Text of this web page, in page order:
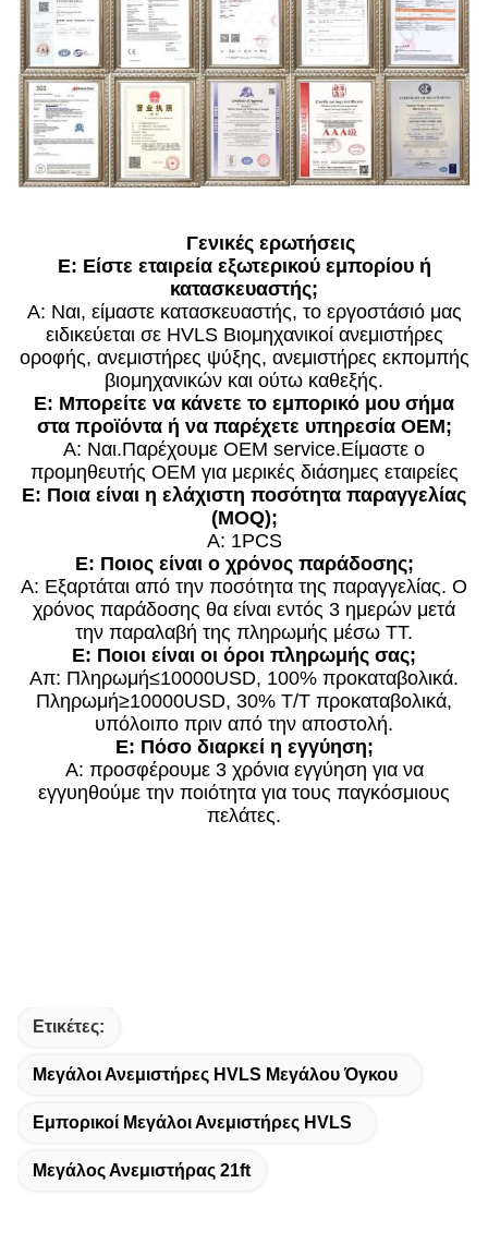
Γενικές ερωτήσεις
Ε: Είστε εταιρεία εξωτερικού εμπορίου ή
κατασκευαστής;
Α: Ναι, είμαστε κατασκευαστής, το εργοστάσιό μας
ειδικεύεται σε HVLS Βιομηχανικοί ανεμιστήρες
οροφής, ανεμιστήρες ψύξης, ανεμιστήρες εκπομπής
βιομηχανικών και ούτω καθεξής.
Ε: Μπορείτε να κάνετε το εμπορικό μου σήμα
στα προϊόντα ή να παρέχετε υπηρεσία OEM;
Α: Ναι.Παρέχουμε OEM service.Είμαστε ο
προμηθευτής OEM για μερικές διάσημες εταιρείες
Ε: Ποια είναι η ελάχιστη ποσότητα παραγγελίας
(MOQ);
Α: 1PCS
Ε: Ποιος είναι ο χρόνος παράδοσης;
Α: Εξαρτάται από την ποσότητα της παραγγελίας. Ο
χρόνος παράδοσης θα είναι εντός 3 ημερών μετά
την παραλαβή της πληρωμής μέσω TT.
Ε: Ποιοι είναι οι όροι πληρωμής σας;
Απ: Πληρωμή≤10000USD, 100% προκαταβολικά.
Πληρωμή≥10000USD, 30% T/T προκαταβολικά,
υπόλοιπο πριν από την αποστολή.
Ε: Πόσο διαρκεί η εγγύηση;
Α: προσφέρουμε 3 χρόνια εγγύηση για να
εγγυηθούμε την ποιότητα για τους παγκόσμιους
πελάτες.
Ετικέτες:
Μεγάλοι Ανεμιστήρες HVLS Μεγάλου Όγκου
Εμπορικοί Μεγάλοι Ανεμιστήρες HVLS
Μεγάλος Ανεμιστήρας 21ft